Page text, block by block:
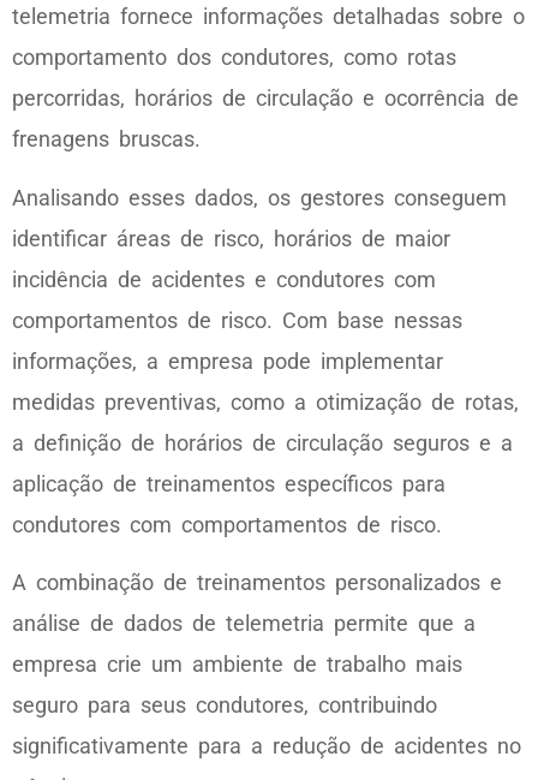
telemetria fornece informações detalhadas sobre o
comportamento dos condutores, como rotas
percorridas, horários de circulação e ocorrência de
frenagens bruscas.
Analisando esses dados, os gestores conseguem
identificar áreas de risco, horários de maior
incidência de acidentes e condutores com
comportamentos de risco. Com base nessas
informações, a empresa pode implementar
medidas preventivas, como a otimização de rotas,
a definição de horários de circulação seguros e a
aplicação de treinamentos específicos para
condutores com comportamentos de risco.
A combinação de treinamentos personalizados e
análise de dados de telemetria permite que a
empresa crie um ambiente de trabalho mais
seguro para seus condutores, contribuindo
significativamente para a redução de acidentes no